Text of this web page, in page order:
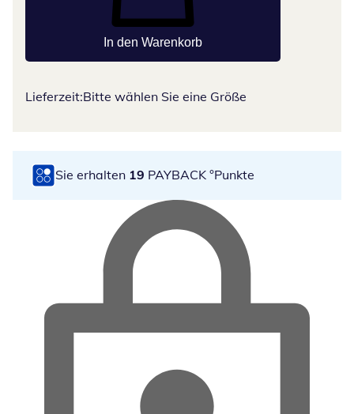
In den Warenkorb
Lieferzeit:Bitte wählen Sie eine Größe
Sie erhalten 19 PAYBACK °Punkte